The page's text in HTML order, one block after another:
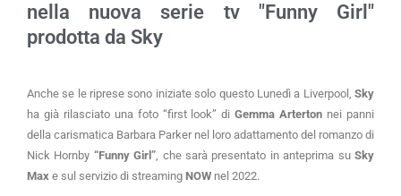
nella nuova serie tv "Funny Girl"
prodotta da Sky
Anche se le riprese sono iniziate solo questo Lunedì a Liverpool, Sky
ha già rilasciato una foto “first look” diGemma Arterton nei panni
della carismatica Barbara Parker nel loro adattamento del romanzo di
Nick Hornby “Funny Girl”, che sarà presentato in anteprima suSky
Max e sul servizio di streaming NOW nel 2022.